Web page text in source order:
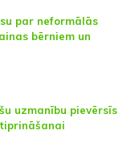
par neformālās
bērniem un
uzmanību pievērsīs